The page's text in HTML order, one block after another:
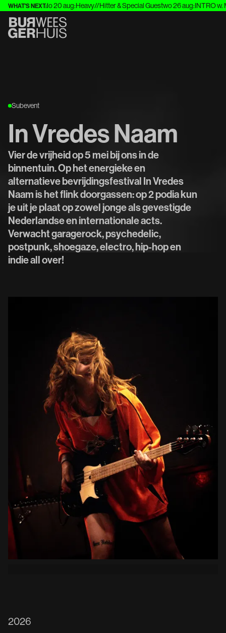
WHAT'S NEXT:
Het Systeemdo 20 aug:Heavy//Hitter & Special Guestwo 26 aug:INTRO w.
Subevent
In Vredes Naam
Vier de vrijheid op 5 mei bij ons in de
binnentuin. Op het energieke en
alternatieve bevrijdingsfestival In Vredes
Naam is het flink doorgassen: op 2 podia kun
je uit je plaat op zowel jonge als gevestigde
Nederlandse en internationale acts.
Verwacht garagerock, psychedelic,
postpunk, shoegaze, electro, hip-hop en
indie all over!
2026